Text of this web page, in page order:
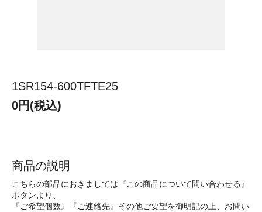
1SR154-600TFTE25
0円(税込)
商品の説明
こちらの部品におきましては『この商品について問い合わせる』
ボタンより、
『ご希望個数』『ご連絡先』その他ご要望を御明記の上、お問い